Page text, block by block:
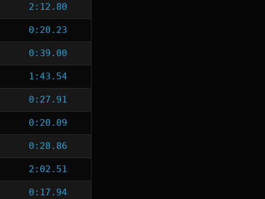
2:12.80
0:20.23
0:39.00
1:43.54
0:27.91
0:20.09
0:28.86
2:02.51
0:17.94